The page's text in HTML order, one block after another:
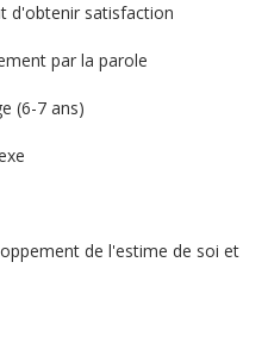
d'obtenir satisfaction
par la parole
(6-7 ans)
de l'estime de soi et